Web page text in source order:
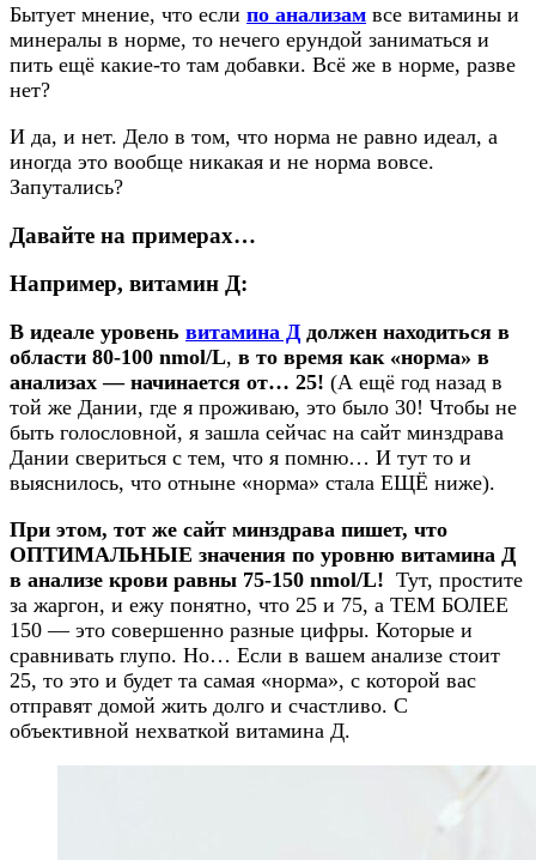
Бытует мнение, что если по анализам все витамины и
минералы в норме, то нечего ерундой заниматься и
пить ещё какие-то там добавки. Всё же в норме, разве
нет?
И да, и нет. Дело в том, что норма не равно идеал, а
иногда это вообще никакая и не норма вовсе.
Запутались?
Давайте на примерах…
Например, витамин Д:
В идеале уровень витамина Д должен находиться в
области 80-100 nmol/L, в то время как «норма» в
анализах — начинается от… 25! (А ещё год назад в
той же Дании, где я проживаю, это было 30! Чтобы не
быть голословной, я зашла сейчас на сайт минздрава
Дании свериться с тем, что я помню… И тут то и
выяснилось, что отныне «норма» стала ЕЩЁ ниже).
При этом, тот же сайт минздрава пишет, что
ОПТИМАЛЬНЫЕ значения по уровню витамина Д
в анализе крови равны 75-150 nmol/L! Тут, простите
за жаргон, и ежу понятно, что 25 и 75, а ТЕМ БОЛЕЕ
150 — это совершенно разные цифры. Которые и
сравнивать глупо. Но… Если в вашем анализе стоит
25, то это и будет та самая «норма», с которой вас
отправят домой жить долго и счастливо. С
объективной нехваткой витамина Д.